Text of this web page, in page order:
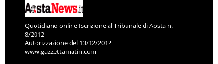
Quotidiano online Iscrizione al Tribunale di Aosta n.
8/2012
Autorizzazione del 13/12/2012
www.gazzettamatin.com